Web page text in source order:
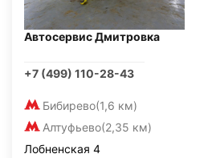
Автосервис Дмитровка
+7 (499) 110-28-43
Бибирево(1,6 км)
Алтуфьево(2,35 км)
Лобненская 4